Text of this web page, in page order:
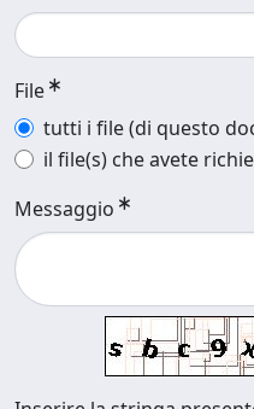
File
tutti i file (di questo
il file(s) che avete
Messaggio